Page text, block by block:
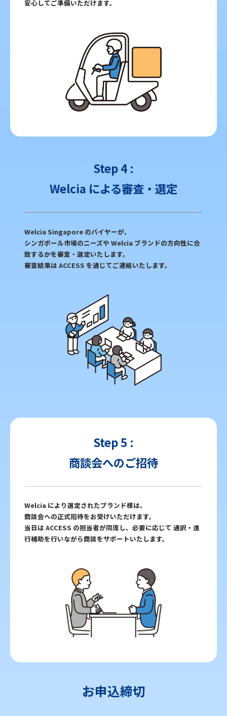
安心してご準備いただけます。
Step 4 :
Welcia による審査・選定
Welcia Singapore のバイヤーが、
シンガポール市場のニーズや Welcia ブランドの方向性に合
致するかを審査・選定いたします。
審査結果は ACCESS を通じてご連絡いたします。
Step 5 :
商談会へのご招待
Welcia により選定されたブランド様は、
商談会への正式招待をお受けいただけます。
当日は ACCESS の担当者が同席し、必要に応じて 通訳・進
行補助を行いながら商談をサポートいたします。
お申込締切